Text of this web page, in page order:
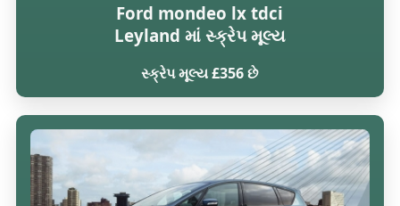
Ford mondeo lx tdci
Leyland માં સ્ક્રેપ મૂલ્ય
સ્ક્રેપ મૂલ્ય £356 છે